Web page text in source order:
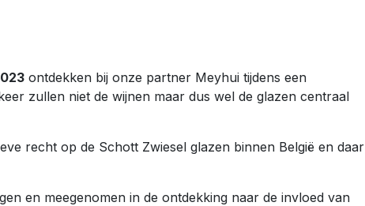
ontdekken bij onze partner Meyhui tijdens een
zullen niet de wijnen maar dus wel de glazen centraal
recht op de Schott Zwiesel glazen binnen België en daar
en meegenomen in de ontdekking naar de invloed van